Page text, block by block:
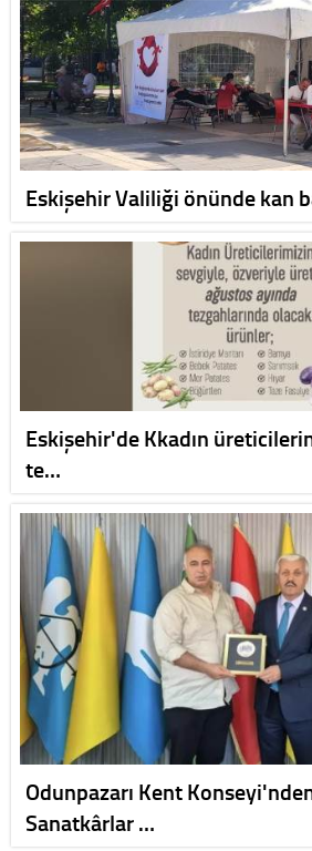
Eskişehir Valiliği önünde kan
Eskişehir'de Kkadın
te…
Odunpazarı Kent
Sanatkârlar …